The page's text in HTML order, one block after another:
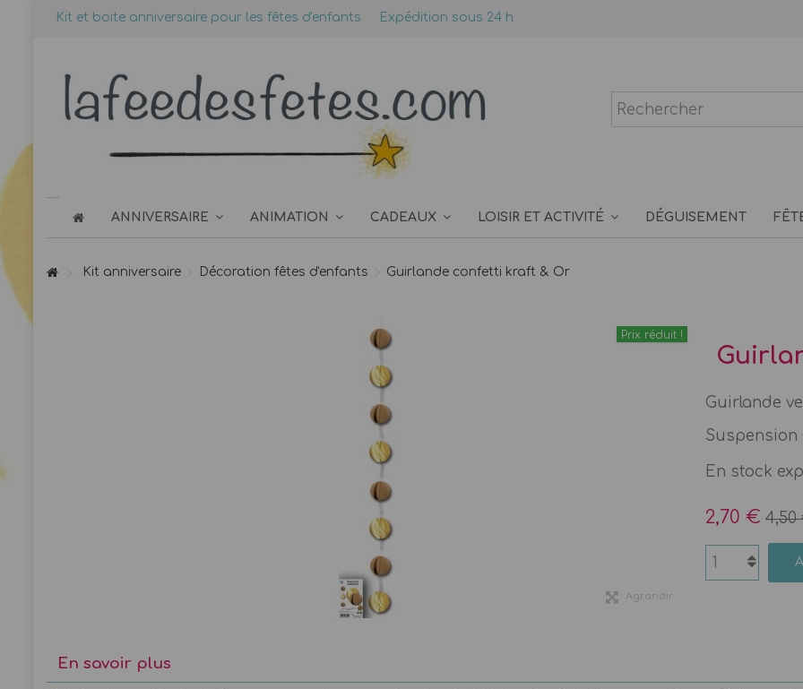
Kit et boite anniversaire pour les fêtes d'enfants Expédition sous 24 h
ANNIVERSAIRE ANIMATION CADEAUX LOISIR ET ACTIVITÉ DÉGUISEMENT
Kit anniversaire Décoration fêtes d'enfants Guirlande confetti kraft & Or
Prix réduit !
Agrandir
Guirlande
Suspension
En stock
2,70 € 4,50
En savoir plus